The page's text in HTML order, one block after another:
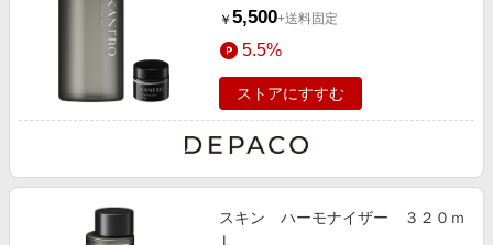
￥ 5,500+送料固定
5.5%
ストアにすすむ
スキン ハーモナイザー ３２０ｍ
Ｌ